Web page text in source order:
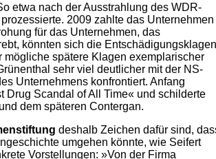
etwa nach der Ausstrahlung des WDR-
2009 zahlte das Unternehmen
für das Unternehmen, das
könnten sich die Entschädigungsklagen
spätere Klagen exemplarischer
sehr viel deutlicher mit der NS-
Unternehmens konfrontiert. Anfang
Drug Scandal of All Time« und schilderte
dem späteren Contergan.
deshalb Zeichen dafür sind,
umgehen könnte, wie Seifert
Vorstellungen: »Von der Firma